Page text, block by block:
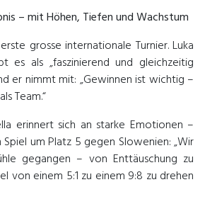
– mit Höhen, Tiefen und Wachstum
grosse internationale Turnier. Luka
es als „faszinierend und gleichzeitig
er nimmt mit: „Gewinnen ist wichtig –
Team.“
erinnert sich an starke Emotionen –
um Platz 5 gegen Slowenien: „Wir
gegangen – von Enttäuschung zu
von einem 5:1 zu einem 9:8 zu drehen